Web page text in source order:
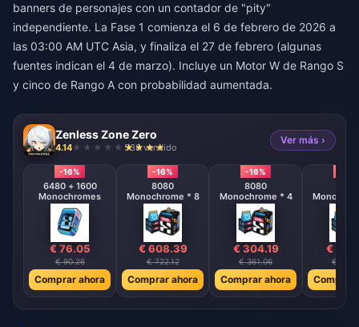
banners de personajes con un contador de "pity"
independiente. La Fase 1 comienza el 6 de febrero de 2026 a
las 03:00 AM UTC Asia, y finaliza el 27 de febrero (algunas
fuentes indican el 4 de marzo). Incluye un Motor W de Rango S
y cinco de Rango A con probabilidad aumentada.
Zenless Zone Zero
4.14 538 vendido
Ver más ›
-16%
6480 + 1600
Monochromes
€ 76.05
€ 90.26
Comprar ahora
-16%
8080
Monochrome * 8
€ 608.39
€ 722.12
Comprar ahora
-16%
8080
Monochrome * 4
€ 304.19
€ 361.06
Comprar ahora
€
€
Comprar